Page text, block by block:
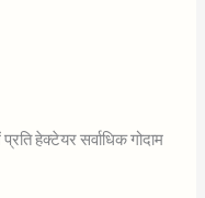
हेक्टेयर सर्वाधिक गोदाम